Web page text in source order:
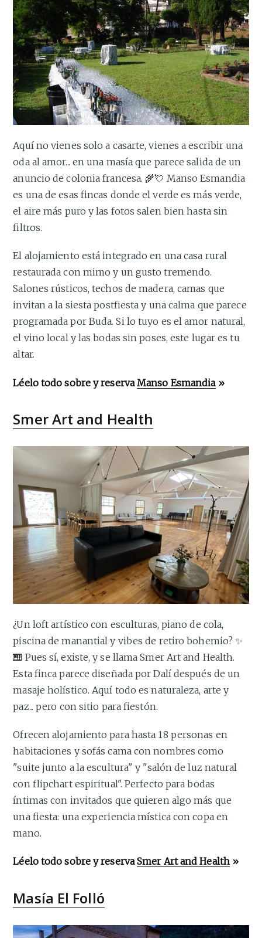
Aquí no vienes solo a casarte, vienes a escribir una
oda al amor... en una masía que parece salida de un
anuncio de colonia francesa. 🌾💘 Manso Esmandia
es una de esas fincas donde el verde es más verde,
el aire más puro y las fotos salen bien hasta sin
filtros.
El alojamiento está integrado en una casa rural
restaurada con mimo y un gusto tremendo.
Salones rústicos, techos de madera, camas que
invitan a la siesta postfiesta y una calma que parece
programada por Buda. Si lo tuyo es el amor natural,
el vino local y las bodas sin poses, este lugar es tu
altar.
Léelo todo sobre y reservaManso Esmandia»
Smer Art and Health
¿Un loft artístico con esculturas, piano de cola,
piscina de manantial y vibes de retiro bohemio? ✨
🎹 Pues sí, existe, y se llama Smer Art and Health.
Esta finca parece diseñada por Dalí después de un
masaje holístico. Aquí todo es naturaleza, arte y
paz... pero con sitio para fiestón.
Ofrecen alojamiento para hasta 18 personas en
habitaciones y sofás cama con nombres como
"suite junto a la escultura" y "salón de luz natural
con flipchart espiritual". Perfecto para bodas
íntimas con invitados que quieren algo más que
una fiesta: una experiencia mística con copa en
mano.
Léelo todo sobre y reservaSmer Art and Health »
Masía El Folló